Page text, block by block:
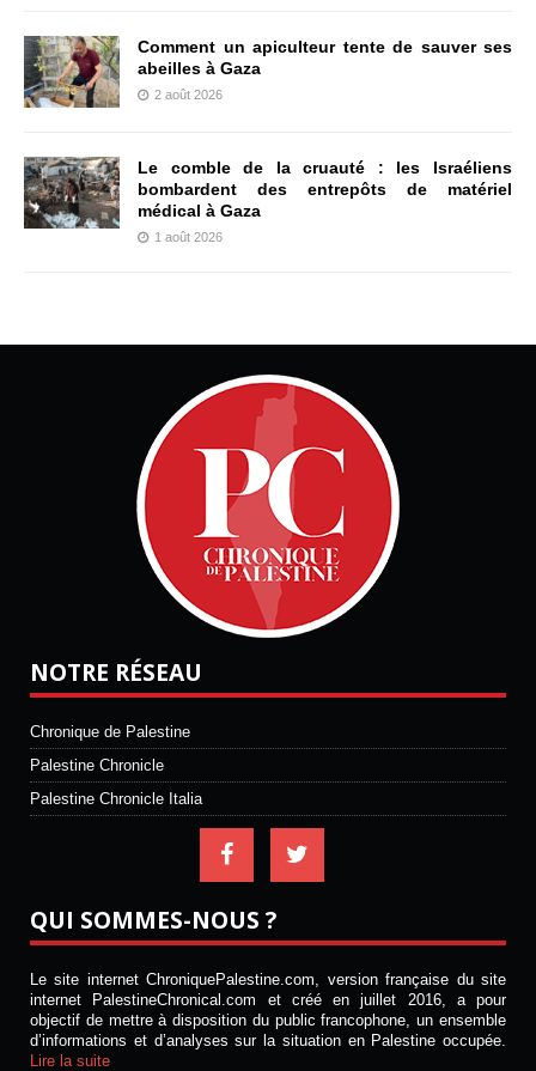
Comment un apiculteur tente de sauver ses
abeilles à Gaza
2 août 2026
Le comble de la cruauté : les Israéliens
bombardent des entrepôts de matériel
médical à Gaza
1 août 2026
NOTRE RÉSEAU
Chronique de Palestine
Palestine Chronicle
Palestine Chronicle Italia
QUI SOMMES-NOUS ?
Le site internet ChroniquePalestine.com, version française du site
internet PalestineChronical.com et créé en juillet 2016, a pour
objectif de mettre à disposition du public francophone, un ensemble
d’informations et d’analyses sur la situation en Palestine occupée.
Lire la suite